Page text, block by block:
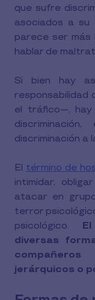
que sufre
asociados a su
parece ser más
hablar de
Si bien hay
responsabilidad
el tráfico—, hay
discriminación a
El término de
intimidar,
atacar en
terror
psicológico.
diversas
jerárquicos o